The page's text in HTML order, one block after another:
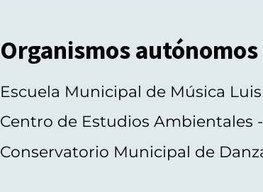
Organismos autónomos
Escuela Municipal de Música
Centro de Estudios Ambientales
Conservatorio Municipal de